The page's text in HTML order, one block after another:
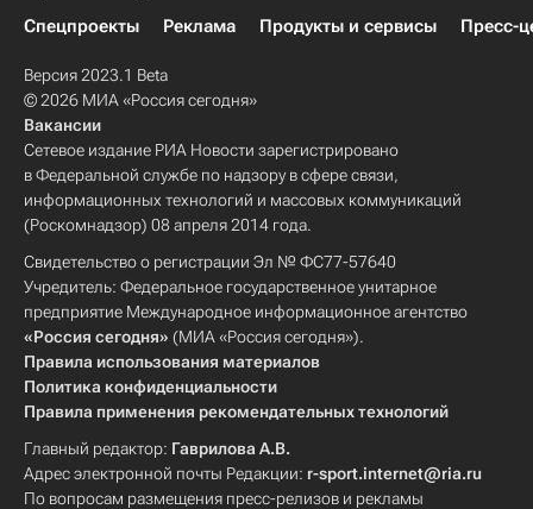
Спецпроекты
Реклама Продукты и сервисы Пресс-
Версия 2023.1 Beta
© 2026 МИА «Россия сегодня»
Вакансии
Сетевое издание РИА Новости зарегистрировано
в Федеральной службе по надзору в сфере связи,
информационных технологий и массовых коммуникаций
(Роскомнадзор) 08 апреля 2014 года.
Свидетельство о регистрации Эл № ФС77-57640
Учредитель: Федеральное государственное унитарное
предприятие Международное информационное агентство
«Россия сегодня» (МИА «Россия сегодня»).
Правила использования материалов
Политика конфиденциальности
Правила применения рекомендательных технологий
Главный редактор: Гаврилова А.В.
Адрес электронной почты Редакции: r-sport.internet@ria.ru
По вопросам размещения пресс-релизов и рекламы